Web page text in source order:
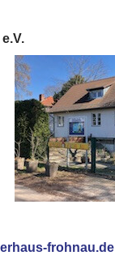
frohnau.de